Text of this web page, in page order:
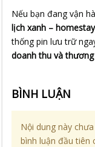
Nếu bạn đang vận
lịch xanh –
thống pin lưu trữ
doanh thu và
BÌNH LUẬN
Nội dung này
bình luận đầu tiên